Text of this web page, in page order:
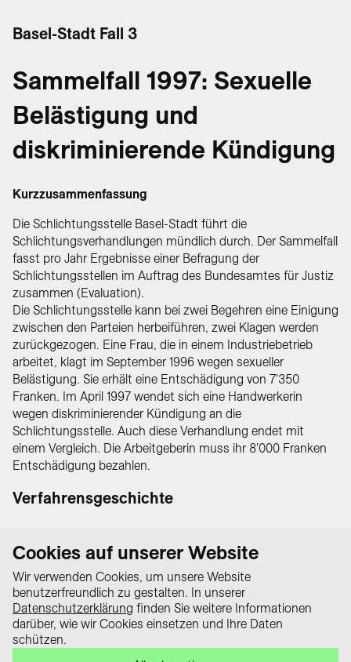
Basel-Stadt Fall 3
Sammelfall 1997: Sexuelle
Belästigung und
diskriminierende Kündigung
Kurzzusammenfassung
Die Schlichtungsstelle Basel-Stadt führt die
Schlichtungsverhandlungen mündlich durch. Der Sammelfall
fasst pro Jahr Ergebnisse einer Befragung der
Schlichtungsstellen im Auftrag des Bundesamtes für Justiz
zusammen (Evaluation).
Die Schlichtungsstelle kann bei zwei Begehren eine Einigung
zwischen den Parteien herbeiführen, zwei Klagen werden
zurückgezogen. Eine Frau, die in einem Industriebetrieb
arbeitet, klagt im September 1996 wegen sexueller
Belästigung. Sie erhält eine Entschädigung von 7'350
Franken. Im April 1997 wendet sich eine Handwerkerin
wegen diskriminierender Kündigung an die
Schlichtungsstelle. Auch diese Verhandlung endet mit
einem Vergleich. Die Arbeitgeberin muss ihr 8'000 Franken
Entschädigung bezahlen.
Verfahrensgeschichte
Die Schlichtungsstelle erzielt Vergleich
Cookies auf unserer Website
Wir verwenden Cookies, um unsere Website
benutzerfreundlich zu gestalten. In unserer
Datenschutzerklärung finden Sie weitere Informationen
darüber, wie wir Cookies einsetzen und Ihre Daten
schützen.